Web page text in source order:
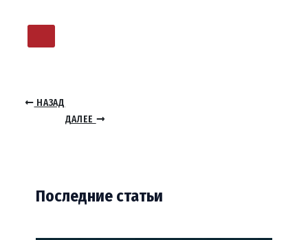
НАЗАД
ДАЛЕЕ
Последние статьи